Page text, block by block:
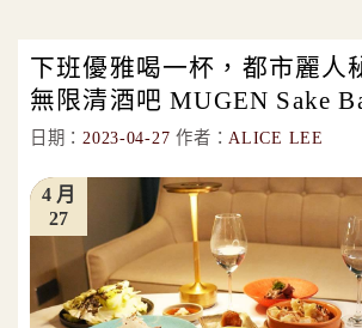
下班優雅喝一杯，都市麗人
無限清酒吧 MUGEN Sake
日期： 2023-04-27 作者： ALICE LEE
27
4 月